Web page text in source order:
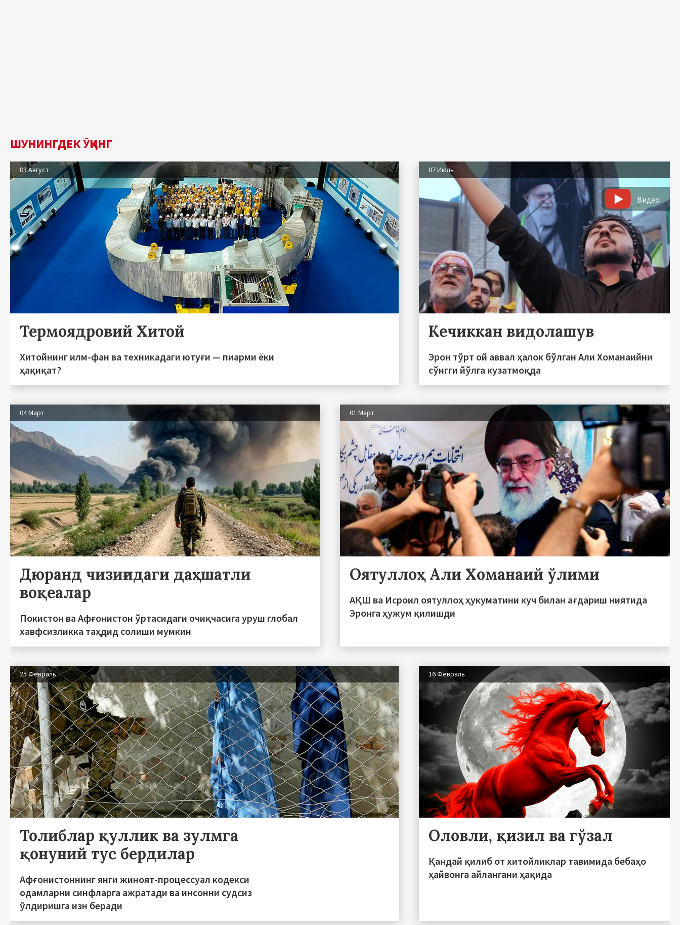
ШУНИНГДЕК ЎҚИНГ
03 Август
Термоядровий Хитой
Хитойнинг илм-фан ва техникадаги ютуғи — пиарми ёки
ҳақиқат?
07 Июль
Видео
Кечиккан видолашув
Эрон тўрт ой аввал ҳалок бўлган Али Хоманаийни
сўнгги йўлга кузатмоқда
04 Март
Дюранд чизиғидаги даҳшатли
воқеалар
Покистон ва Афғонистон ўртасидаги очиқчасига уруш глобал
хавфсизликка таҳдид солиши мумкин
01 Март
Оятуллоҳ Али Хоманаий ўлими
АҚШ ва Исроил оятуллоҳ ҳукуматини куч билан ағдариш ниятида
Эронга ҳужум қилишди
25 Февраль
Толиблар қуллик ва зулмга
қонуний тус бердилар
Афғонистоннинг янги жиноят-процессуал кодекси
одамларни синфларга ажратади ва инсонни судсиз
ўлдиришга изн беради
16 Февраль
Оловли, қизил ва гўзал
Қандай қилиб от хитойликлар тавимида бебаҳо
ҳайвонга айлангани ҳақида